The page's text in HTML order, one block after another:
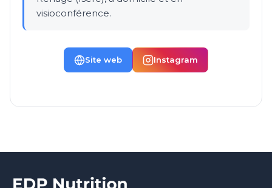
visioconférence.
Site web Instagram